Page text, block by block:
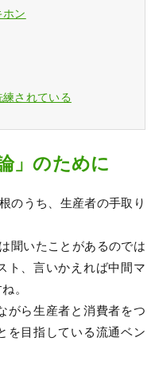
ン
されている
」のために
のうち、生産者の手取り
聞いたことがあるのでは
ト、言いかえれば中間マ
。
がら生産者と消費者をつ
を目指している流通ベン